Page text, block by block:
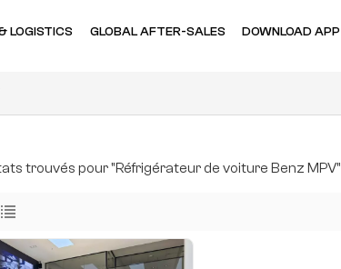
LOGISTICS GLOBAL AFTER-SALES DOWNLOAD APP
trouvés pour "Réfrigérateur de voiture Benz MPV"